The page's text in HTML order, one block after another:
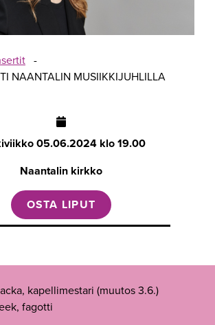
-
NAANTALIN MUSIIKKIJUHLILLA
05.06.2024 klo 19.00
Naantalin kirkko
OSTA LIPUT
kapellimestari (muutos 3.6.)
fagotti